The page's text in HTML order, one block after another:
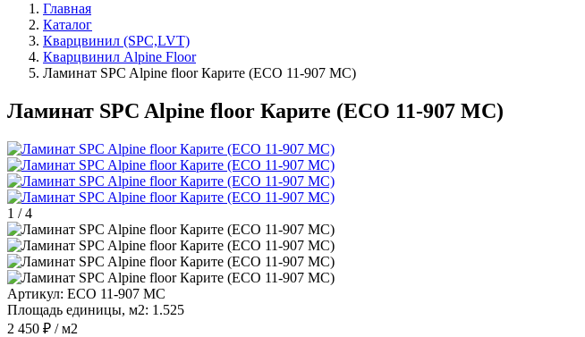
Главная
Каталог
Кварцвинил (SPC,LVT)
Кварцвинил Alpine Floor
Ламинат SPC Alpine floor Карите (ECO 11-907 MC)
Ламинат SPC Alpine floor Карите (ECO 11-907 MC)
1 /4
Артикул: ECO 11-907 MC
Площадь единицы, м2: 1.525
2 450 ₽ / м2